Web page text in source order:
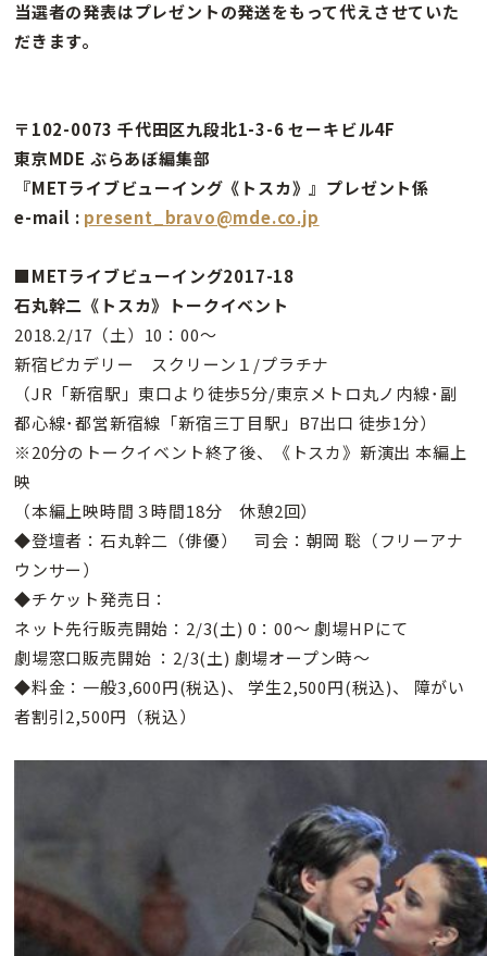
当選者の発表はプレゼントの発送をもって代えさせていた
だきます。
〒102-0073 千代田区九段北1-3-6 セーキビル4F
東京MDE ぶらあぼ編集部
『METライブビューイング《トスカ》』プレゼント係
e-mail : present_bravo@mde.co.jp
■METライブビューイング2017-18
石丸幹二《トスカ》トークイベント
2018.2/17（土）10：00〜
新宿ピカデリー スクリーン１/プラチナ
（JR「新宿駅」東口より徒歩5分/東京メトロ丸ノ内線･副
都心線･都営新宿線「新宿三丁目駅」B7出口 徒歩1分）
※20分のトークイベント終了後、《トスカ》新演出 本編上
映
（本編上映時間３時間18分 休憩2回）
◆登壇者：石丸幹二（俳優） 司会：朝岡 聡（フリーアナ
ウンサー）
◆チケット発売日：
ネット先行販売開始：2/3(土) 0：00〜 劇場HPにて
劇場窓口販売開始 ：2/3(土) 劇場オープン時〜
◆料金：一般3,600円(税込)、 学生2,500円(税込)、 障がい
者割引2,500円（税込）